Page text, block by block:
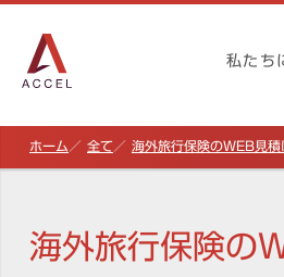
私たち
ホーム 全て 海外旅行保険のWEB見積
海外旅行保険の